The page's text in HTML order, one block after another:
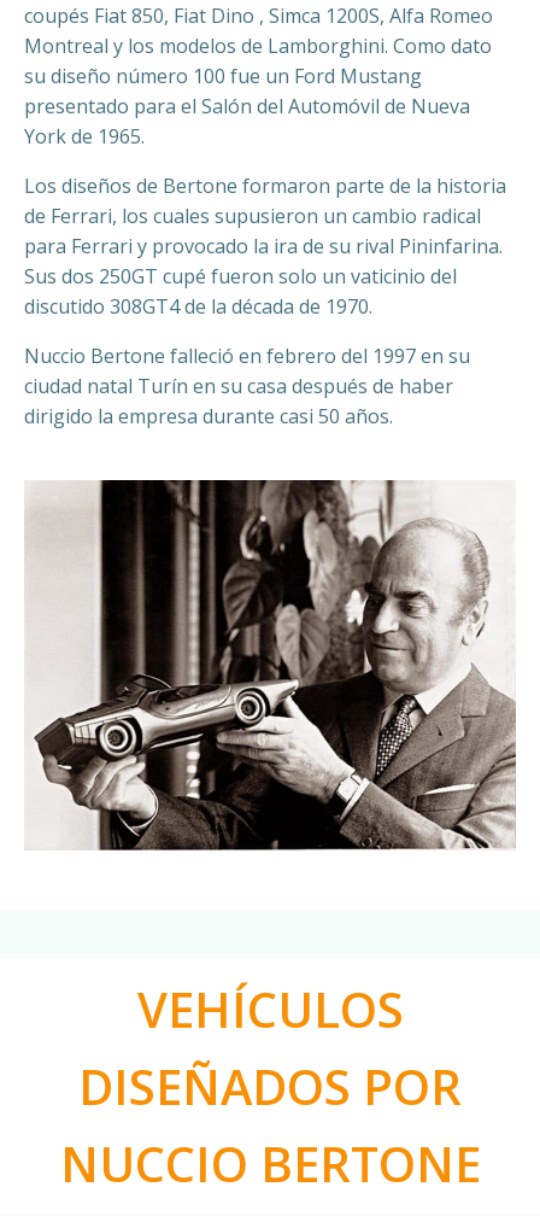
coupés Fiat 850, Fiat Dino , Simca 1200S, Alfa Romeo
Montreal y los modelos de Lamborghini. Como dato
su diseño número 100 fue un Ford Mustang
presentado para el Salón del Automóvil de Nueva
York de 1965.
Los diseños de Bertone formaron parte de la historia
de Ferrari, los cuales supusieron un cambio radical
para Ferrari y provocado la ira de su rival Pininfarina.
Sus dos 250GT cupé fueron solo un vaticinio del
discutido 308GT4 de la década de 1970.
Nuccio Bertone falleció en febrero del 1997 en su
ciudad natal Turín en su casa después de haber
dirigido la empresa durante casi 50 años.
VEHÍCULOS
DISEÑADOS POR
NUCCIO BERTONE